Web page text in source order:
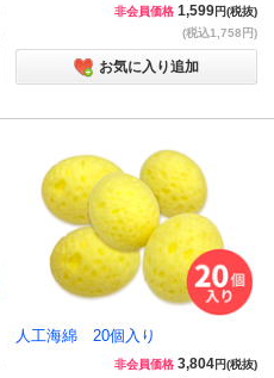
非会員価格 1,599円(税抜)
(税込1,758円)
お気に入り追加
人工海綿 20個入り
非会員価格 3,804円(税抜)